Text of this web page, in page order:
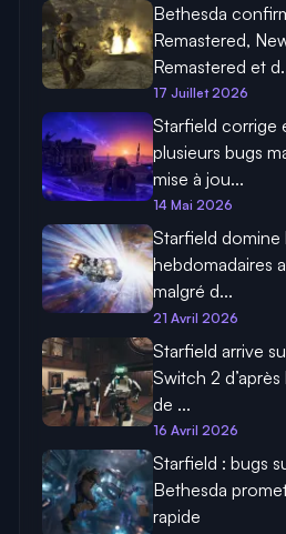
Bethesda
Remastered,
Remastered et
17 Juillet 2026
Starfield corrige
plusieurs bugs
mise à jou...
14 Mai 2026
Starfield domine
hebdomadaires
malgré d...
21 Avril 2026
Starfield arrive
Switch 2 d’après
de ...
16 Avril 2026
Starfield : bugs
Bethesda
rapide